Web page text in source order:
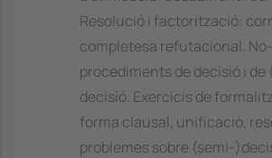
Resolució i factorització:
completesa refutacional.
procediments de decisió i de
decisió. Exercicis de
forma clausal, unificació,
problemes sobre (semi-